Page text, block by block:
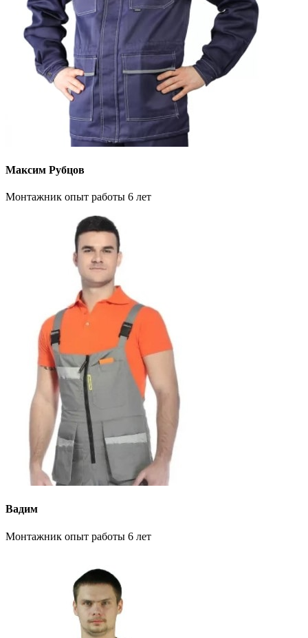
Максим Рубцов
Монтажник опыт работы 6 лет
Вадим
Монтажник опыт работы 6 лет